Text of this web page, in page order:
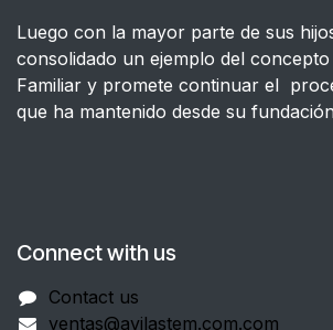
Luego con la mayor parte de sus
consolidado un ejemplo del
Familiar y promete continuar el
que ha mantenido desde su
Connect with us
Contact us
ventas@avilastem.com.com